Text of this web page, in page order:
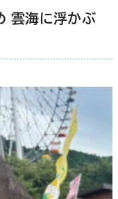
雲海に浮かぶ